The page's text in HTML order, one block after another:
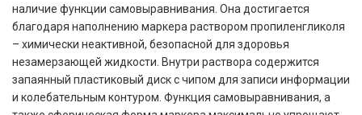
наличие функции самовыравнивания. Она достигается
благодаря наполнению маркера раствором пропиленгликоля
– химически неактивной, безопасной для здоровья
незамерзающей жидкости. Внутри раствора содержится
запаянный пластиковый диск с чипом для записи информации
и колебательным контуром. Функция самовыравнивания, а